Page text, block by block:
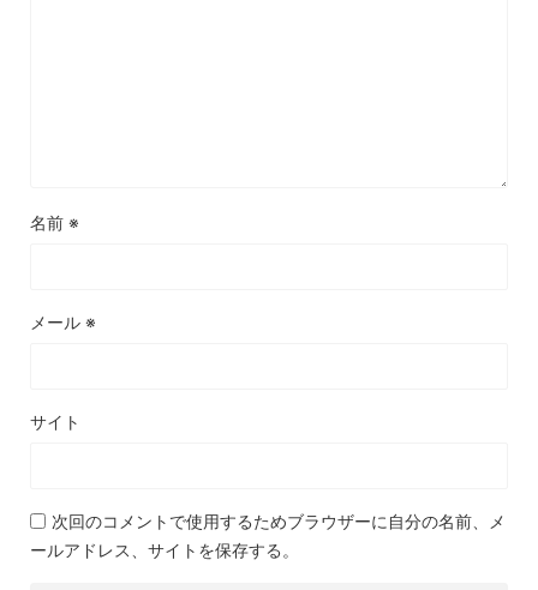
名前 ※
メール ※
サイト
次回のコメントで使用するためブラウザーに自分の名前、メ
ールアドレス、サイトを保存する。